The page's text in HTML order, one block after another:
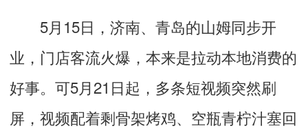
5月15日，济南、青岛的山姆同步开
业，门店客流火爆，本来是拉动本地消费的
好事。可5月21日起，多条短视频突然刷
屏，视频配着剩骨架烤鸡、空瓶青柠汁塞回